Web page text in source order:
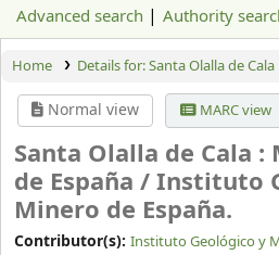
Advanced search Authority
Home Details for:Santa Olalla de
Normal view MARC view
Santa Olalla de Cala :
de España /Instituto
Minero de España.
Contributor(s): Instituto Geológico y